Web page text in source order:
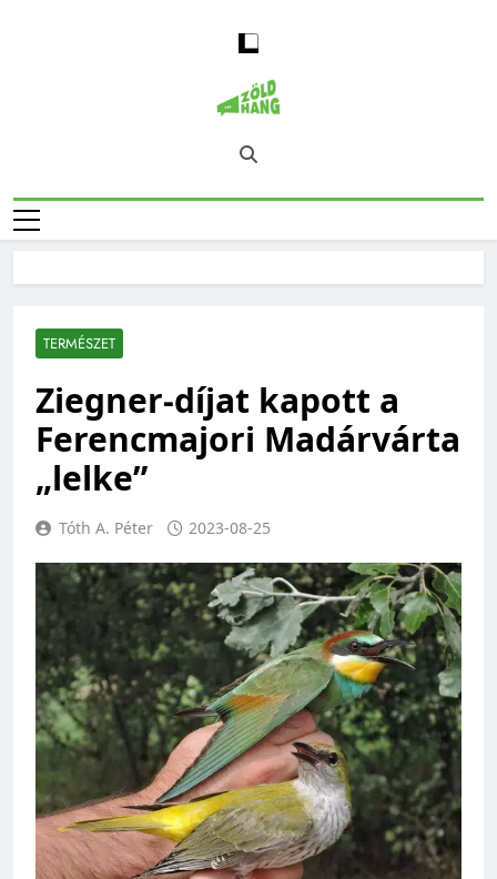
Magyarország
Zöld Hangja
Zöld Hang – Természet, Klímaváltozás,
Fenntarthatóság, Jövő
TERMÉSZET
Ziegner-díjat kapott a
Ferencmajori Madárvárta
„lelke”
Tóth A. Péter 2023-08-25